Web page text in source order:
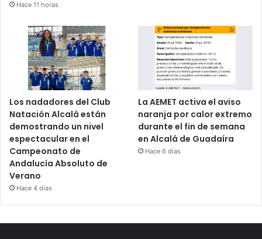
Hace 11 horas
Los nadadores del Club
Natación Alcalá están
demostrando un nivel
espectacular en el
Campeonato de
Andalucía Absoluto de
Verano
Hace 4 días
La AEMET activa el aviso
naranja por calor extremo
durante el fin de semana
en Alcalá de Guadaíra
Hace 6 días